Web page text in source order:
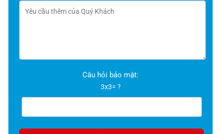
Câu hỏi bảo mật:
3x3= ?